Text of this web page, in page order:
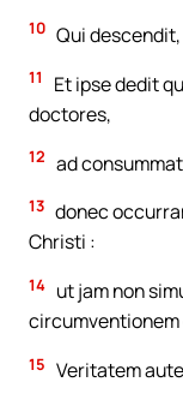
10 Qui
11
Et ipse dedit
doctores,
12 ad
13 donec
Christi :
14 ut jam non
15 Veritatem